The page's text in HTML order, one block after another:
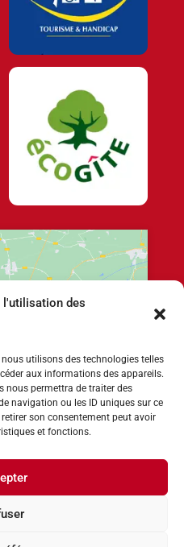
l'utilisation des
utilisons des technologies telles
aux informations des appareils.
nous permettra de traiter des
navigation ou les ID uniques sur ce
son consentement peut avoir
et fonctions.
les cookies marketing